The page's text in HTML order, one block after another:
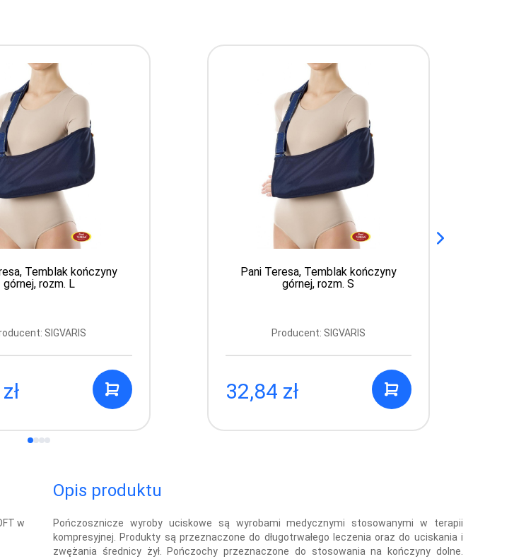
Temblak kończyny
górnej, rozm. L
SIGVARIS
Pani Teresa, Temblak kończyny
górnej, rozm. S
Producent: SIGVARIS
32,84 zł
w
Opis produktu
Pończosznicze wyroby uciskowe są wyrobami medycznymi stosowanymi w terapii
kompresyjnej. Produkty są przeznaczone do długotrwałego leczenia oraz do uciskania i
zwężania średnicy żył. Pończochy przeznaczone do stosowania na kończyny dolne.